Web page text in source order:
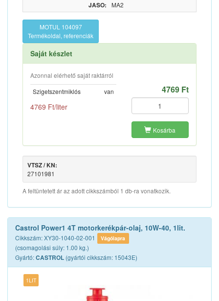
JASO: MA2
MOTUL 104097
Termékoldal, referenciák
Saját készlet
Azonnal elérhető saját raktárról
Szigetszentmiklós
van
4769 Ft/liter
4769 Ft
Kosárba
VTSZ / KN:
27101981
A feltüntetett ár az adott cikkszámból 1 db-ra vonatkozik.
Castrol Power1 4T motorkerékpár-olaj, 10W-40, 1lit.
Cikkszám: XY30-1040-02-001 Vágólapra
(csomagolási súly: 1.00 kg.)
Gyártó:CASTROL (gyártói cikkszám: 15043E)
1LIT